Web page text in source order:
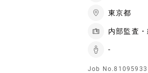
東京都
内部監査
-
Job No.81095933